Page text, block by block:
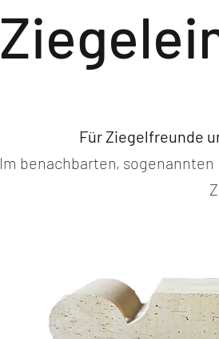
Für Ziegelfreunde
Im benachbarten,